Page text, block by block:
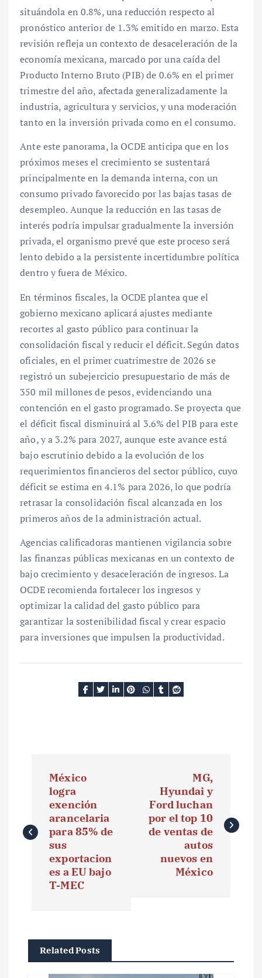
situándola en 0.8%, una reducción respecto al
pronóstico anterior de 1.3% emitido en marzo. Esta
revisión refleja un contexto de desaceleración de la
economía mexicana, marcado por una caída del
Producto Interno Bruto (PIB) de 0.6% en el primer
trimestre del año, afectada generalizadamente la
industria, agricultura y servicios, y una moderación
tanto en la inversión privada como en el consumo.
Ante este panorama, la OCDE anticipa que en los
próximos meses el crecimiento se sustentará
principalmente en la demanda interna, con un
consumo privado favorecido por las bajas tasas de
desempleo. Aunque la reducción en las tasas de
interés podría impulsar gradualmente la inversión
privada, el organismo prevé que este proceso será
lento debido a la persistente incertidumbre política
dentro y fuera de México.
En términos fiscales, la OCDE plantea que el
gobierno mexicano aplicará ajustes mediante
recortes al gasto público para continuar la
consolidación fiscal y reducir el déficit. Según datos
oficiales, en el primer cuatrimestre de 2026 se
registró un subejercicio presupuestario de más de
350 mil millones de pesos, evidenciando una
contención en el gasto programado. Se proyecta que
el déficit fiscal disminuirá al 3.6% del PIB para este
año, y a 3.2% para 2027, aunque este avance está
bajo escrutinio debido a la evolución de los
requerimientos financieros del sector público, cuyo
déficit se estima en 4.1% para 2026, lo que podría
retrasar la consolidación fiscal alcanzada en los
primeros años de la administración actual.
Agencias calificadoras mantienen vigilancia sobre
las finanzas públicas mexicanas en un contexto de
bajo crecimiento y desaceleración de ingresos. La
OCDE recomienda fortalecer los ingresos y
optimizar la calidad del gasto público para
garantizar la sostenibilidad fiscal y crear espacio
para inversiones que impulsen la productividad.
e
México
logra
exención
arancelaria
para 85% de
sus
exportacion
es a EU bajo
T-MEC
MG,
Hyundai y
Ford luchan
por el top 10
de ventas de
autos
nuevos en
México
Related Posts